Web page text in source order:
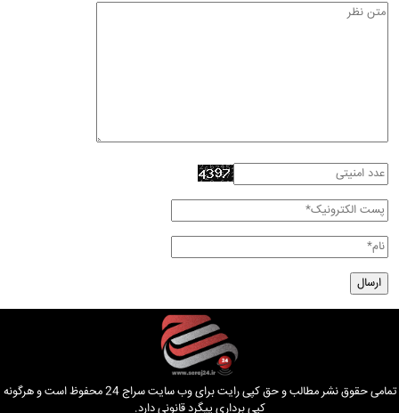
تمامی حقوق نشر مطالب و حق کپی رایت برای وب سایت سراج 24 محفوظ است و هرگونه
کپی برداری پیگرد قانونی دارد.